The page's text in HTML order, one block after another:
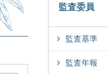
監査委員
監査基準
監査年報